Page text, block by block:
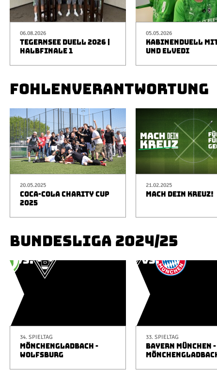
06.08.2026
TEGERNSEE DUELL 2026 |
HALBFINALE 1
05.05.2026
KABINENDUELL
UND ELVEDI
FOHLENVERANTWORTUNG
20.05.2025
COCA-COLA CHARITY CUP
2025
21.02.2025
MACH DEIN KREUZ!
BUNDESLIGA 2024/25
34. SPIELTAG
MÖNCHENGLADBACH -
WOLFSBURG
33. SPIELTAG
BAYERN MÜNCHEN -